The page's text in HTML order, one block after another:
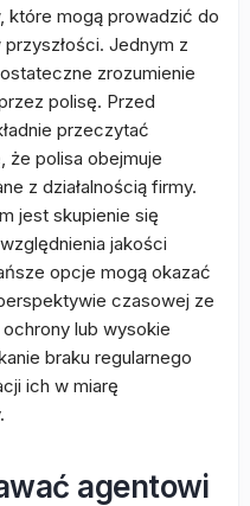
które mogą prowadzić do
Jednym z
zrozumienie
polisę. Przed
przeczytać
że polisa obejmuje
z działalnością firmy.
jest skupienie się
jakości
opcje mogą okazać
czasowej ze
lub wysokie
braku regularnego
ich w miarę
agentowi